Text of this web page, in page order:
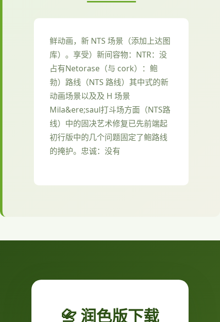
鲜动画，新 NTS 场景（添加上达图
库）。享受）新间容物：NTR：没
占有Netorase（与 cork）：鲍
勃）路线（NTS 路线）其中式的新
动画场景以及及 H 场景
Mila&ere;saul打斗场方面（NTS路
线）中的固决艺术修复已先前端起
初行版中的几个问题固定了鲍路线
的掩护。忠诚：没有
📇 润色版下载